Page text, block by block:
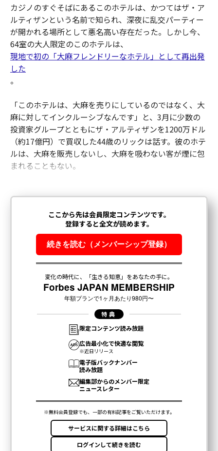
カジノのすぐそばにあるこのホテルは、かつてはザ・ア
ルティザンという名前で知られ、深夜に乱交パーティー
が開かれる場所として悪名高い存在だった。しかし今、
64室の大人限定のこのホテルは、
現地で初の「大麻フレンドリーなホテル」として再出発
した
。
「このホテルは、大麻を売りにしているのではなく、大
麻に対してインクルーシブなんです」と、3月に少数の
投資家グループとともにザ・アルティザンを1200万ドル
（約17億円）で買収した44歳のリックは話す。彼のホテ
ルは、大麻を販売しないし、大麻を吸わない客が煙に包
まれることもない。